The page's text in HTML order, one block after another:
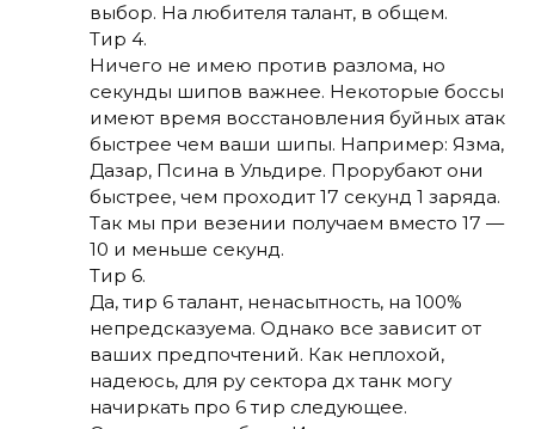
выбор. На любителя талант, в общем.
Тир 4.
Ничего не имею против разлома, но
секунды шипов важнее. Некоторые боссы
имеют время восстановления буйных атак
быстрее чем ваши шипы. Например: Язма,
Дазар, Псина в Ульдире. Прорубают они
быстрее, чем проходит 17 секунд 1 заряда.
Так мы при везении получаем вместо 17 —
10 и меньше секунд.
Тир 6.
Да, тир 6 талант, ненасытность, на 100%
непредсказуема. Однако все зависит от
ваших предпочтений. Как неплохой,
надеюсь, для ру сектора дх танк могу
начиркать про 6 тир следующее.